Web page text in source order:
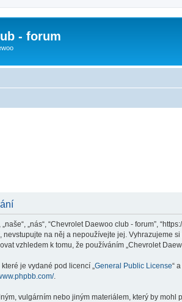
- forum
„nás“, “Chevrolet Daewoo club - forum”,
na něj a nepoužívejte jej. Vyhrazujeme
vzhledem k tomu, že používáním „Chevrolet
je vydané pod licencí „ General Public License“
.
vulgárním nebo jiným materiálem, který by